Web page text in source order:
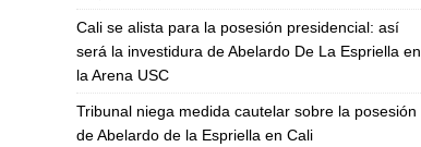
Cali se alista para la posesión presidencial: así
será la investidura de Abelardo De La Espriella en
la Arena USC
Tribunal niega medida cautelar sobre la posesión
de Abelardo de la Espriella en Cali